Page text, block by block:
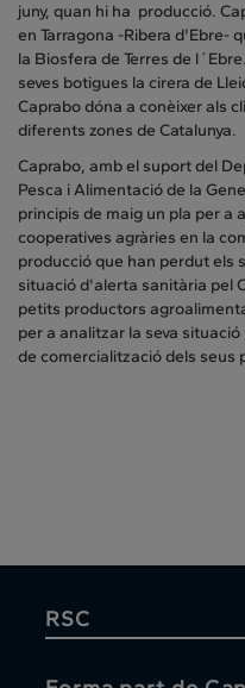
juny, quan hi ha producció.
en Tarragona -Ribera d'Ebre-
la Biosfera de Terres de
seves botigues la cirera de
Caprabo dóna a conèixer als
diferents zones de Catalunya.
Caprabo, amb el suport del
Pesca i Alimentació de la
principis de maig un pla per a
cooperatives agràries en la
producció que han perdut els
situació d'alerta sanitària pel
petits productors
per a analitzar la seva
de comercialització dels seus
RSC